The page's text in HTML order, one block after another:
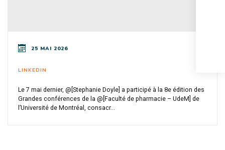
25 MAI 2026
LINKEDIN
Le 7 mai dernier, @[Stephanie Doyle] a participé à la 8e édition des
Grandes conférences de la @[Faculté de pharmacie – UdeM] de
l’Université de Montréal, consacr...